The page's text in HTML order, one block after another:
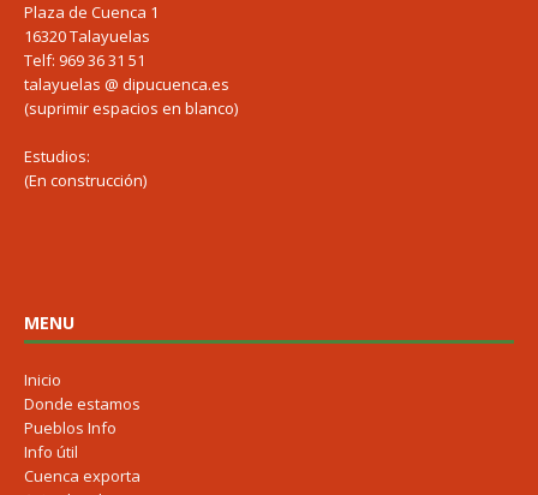
Plaza de Cuenca 1
16320 Talayuelas
Telf: 969 36 31 51
talayuelas @ dipucuenca.es
(suprimir espacios en blanco)
Estudios:
(En construcción)
MENU
Inicio
Donde estamos
Pueblos Info
Info útil
Cuenca exporta